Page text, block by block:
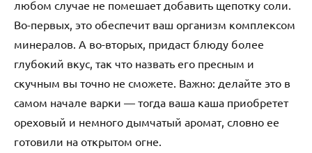
любом случае не помешает добавить щепотку соли.
Во-первых, это обеспечит ваш организм комплексом
минералов. А во-вторых, придаст блюду более
глубокий вкус, так что назвать его пресным и
скучным вы точно не сможете. Важно: делайте это в
самом начале варки — тогда ваша каша приобретет
ореховый и немного дымчатый аромат, словно ее
готовили на открытом огне.